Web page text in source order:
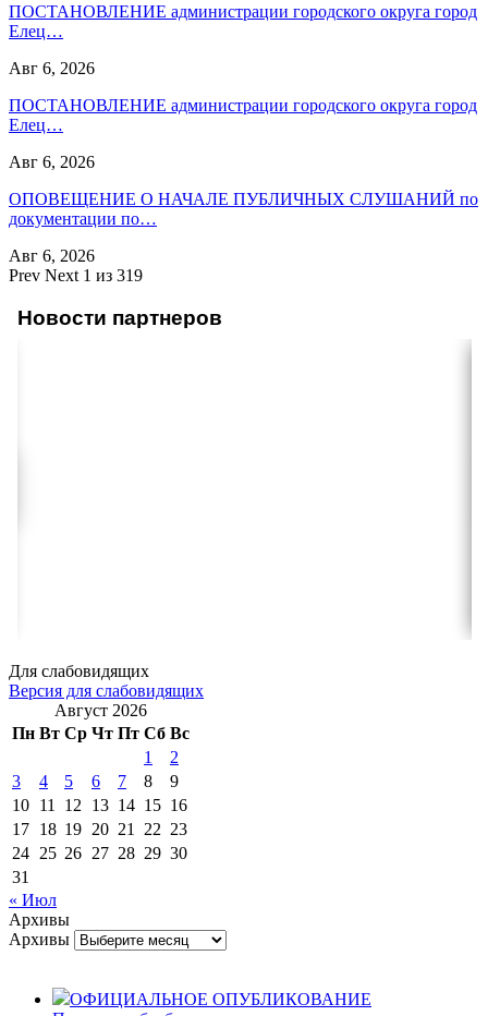
ПОСТАНОВЛЕНИЕ администрации городского округа город
Елец…
Авг 6, 2026
ПОСТАНОВЛЕНИЕ администрации городского округа город
Елец…
Авг 6, 2026
ОПОВЕЩЕНИЕ О НАЧАЛЕ ПУБЛИЧНЫХ СЛУШАНИЙ по
документации по…
Авг 6, 2026
Prev Next 1 из 319
Новости партнеров
Для слабовидящих
Версия для слабовидящих
Август 2026
Пн Вт Ср Чт Пт Сб Вс
1
2
3
4 5 6 7 8
9
10 11 12 13 14 15 16
17 18 19 20 21 22 23
24 25 26 27 28 29 30
31
« Июл
Архивы
Архивы
ОФИЦИАЛЬНОЕ ОПУБЛИКОВАНИЕ